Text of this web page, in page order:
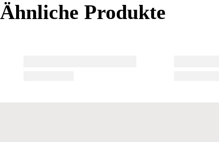
Ähnliche Produkte
Ähnliche Produkte